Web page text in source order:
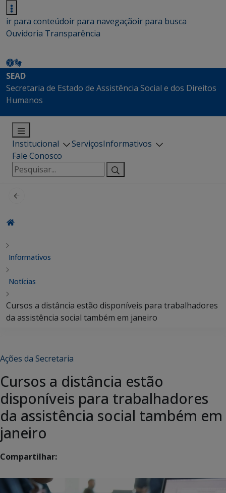
ir para conteúdoir para navegaçãoir para busca
Ouvidoria Transparência
SEAD
Secretaria de Estado de Assistência Social e dos Direitos
Humanos
Institucional ServiçosInformativos
Fale Conosco
Pesquisar
por:
Informativos
Notícias
Cursos a distância estão disponíveis para trabalhadores
da assistência social também em janeiro
Ações da Secretaria
Cursos a distância estão
disponíveis para trabalhadores
da assistência social também em
janeiro
Compartilhar: